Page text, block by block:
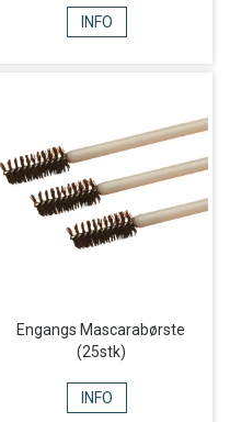
INFO
Engangs Mascarabørste
(25stk)
INFO